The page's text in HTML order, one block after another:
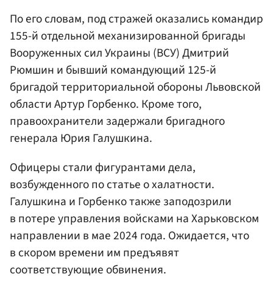
По его словам, под стражей оказались командир
155-й отдельной механизированной бригады
Вооруженных сил Украины (ВСУ) Дмитрий
Рюмшин и бывший командующий 125-й
бригадой территориальной обороны Львовской
области Артур Горбенко. Кроме того,
правоохранители задержали бригадного
генерала Юрия Галушкина.
Офицеры стали фигурантами дела,
возбужденного по статье о халатности.
Галушкина и Горбенко также заподозрили
в потере управления войсками на Харьковском
направлении в мае 2024 года. Ожидается, что
в скором времени им предъявят
соответствующие обвинения.